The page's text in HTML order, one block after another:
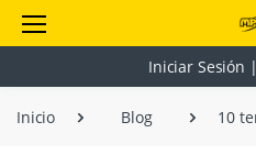
Iniciar Sesión
Inicio Blog 10